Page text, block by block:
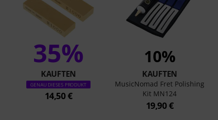
35%
KAUFTEN
GENAU DIESES PRODUKT
14,50 €
10%
KAUFTEN
MusicNomad Fret Polishing
Kit MN124
19,90 €